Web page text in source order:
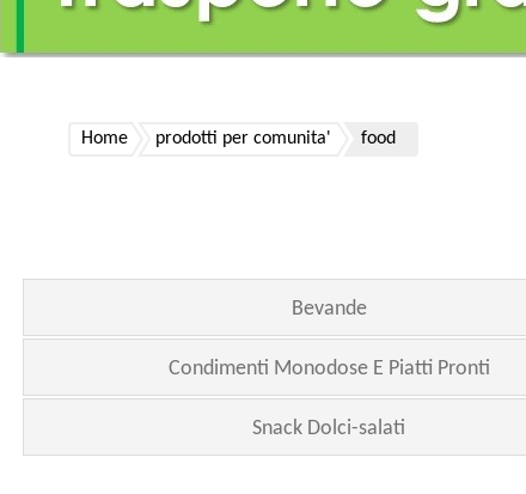
Home prodotti per comunita' food
Bevande
Condimenti Monodose E Piatti Pronti
Snack Dolci-salati